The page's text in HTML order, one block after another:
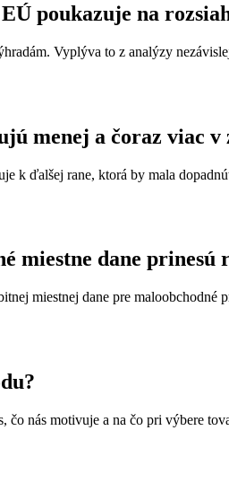
poukazuje na
Vyplýva to z analýzy
menej a čoraz viac
k ďalšej rane, ktorá by mala
miestne dane
miestnej dane pre
nás motivuje a na čo pri výbere